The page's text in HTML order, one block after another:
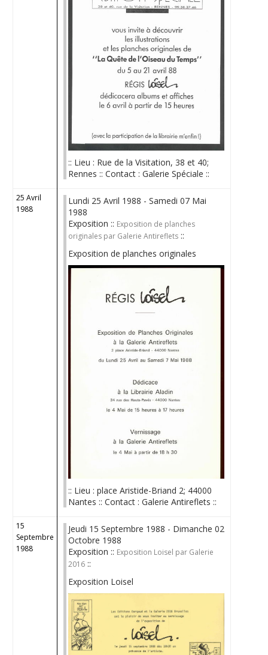
:: Lieu : Rue de la Visitation, 38 et 40;
Rennes :: Contact : Galerie Spéciale ::
25 Avril
1988
Lundi 25 Avril 1988 - Samedi 07 Mai
1988
Exposition :: Exposition de planches
originales par Galerie Antireflets ::
Exposition de planches originales
:: Lieu : place Aristide-Briand 2; 44000
Nantes :: Contact : Galerie Antireflets ::
15
Septembre
1988
Jeudi 15 Septembre 1988 - Dimanche 02
Octobre 1988
Exposition :: Exposition Loisel par Galerie
2016 ::
Exposition Loisel